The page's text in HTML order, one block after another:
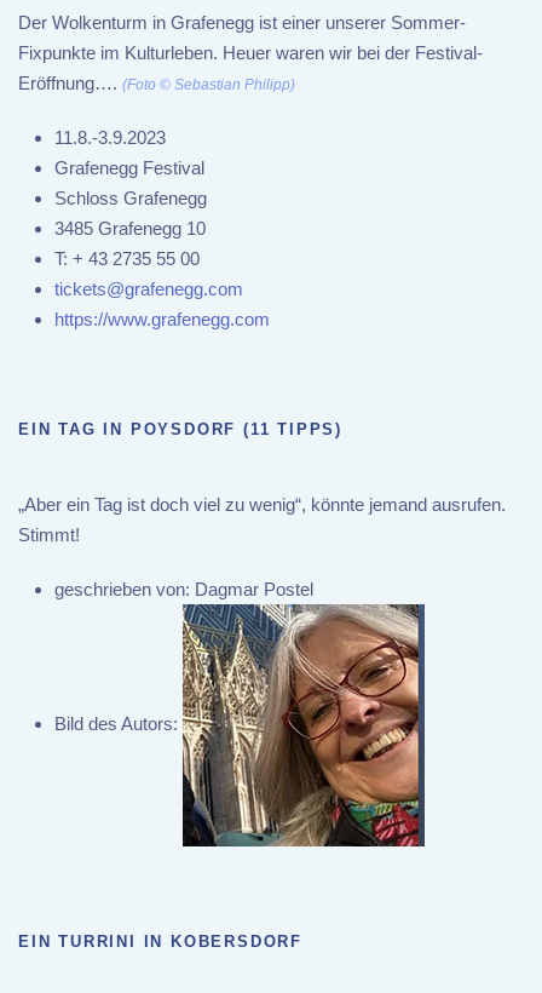
Der Wolkenturm in Grafenegg ist einer unserer Sommer-
Fixpunkte im Kulturleben. Heuer waren wir bei der Festival-
Eröffnung…. (Foto © Sebastian Philipp)
11.8.-3.9.2023
Grafenegg Festival
Schloss Grafenegg
3485 Grafenegg 10
T: + 43 2735 55 00
tickets@grafenegg.com
https://www.grafenegg.com
EIN TAG IN POYSDORF (11 TIPPS)
„Aber ein Tag ist doch viel zu wenig“, könnte jemand ausrufen.
Stimmt!
geschrieben von: Dagmar Postel
Bild des Autors:
EIN TURRINI IN KOBERSDORF